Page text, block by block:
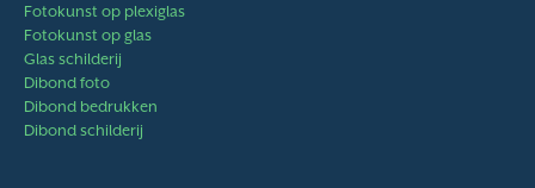
Fotokunst op plexiglas
Fotokunst op glas
Glas schilderij
Dibond foto
Dibond bedrukken
Dibond schilderij